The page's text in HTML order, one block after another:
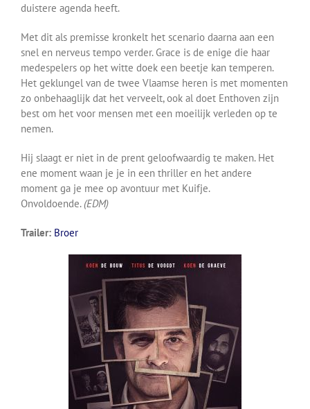
duistere agenda heeft.
Met dit als premisse kronkelt het scenario daarna aan een
snel en nerveus tempo verder. Grace is de enige die haar
medespelers op het witte doek een beetje kan temperen.
Het geklungel van de twee Vlaamse heren is met momenten
zo onbehaaglijk dat het verveelt, ook al doet Enthoven zijn
best om het voor mensen met een moeilijk verleden op te
nemen.
Hij slaagt er niet in de prent geloofwaardig te maken. Het
ene moment waan je je in een thriller en het andere
moment ga je mee op avontuur met Kuifje.
Onvoldoende.(EDM)
Trailer: Broer